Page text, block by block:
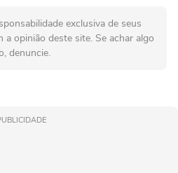
exclusiva de seus
a opinião deste site. Se achar algo
denuncie.